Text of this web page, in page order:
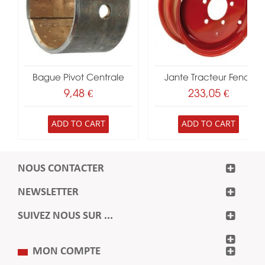
Bague Pivot Centrale
9,48 €
ADD TO CART
Jante Tracteur Fendt
233,05 €
ADD TO CART
NOUS CONTACTER
NEWSLETTER
SUIVEZ NOUS SUR ...
MON COMPTE